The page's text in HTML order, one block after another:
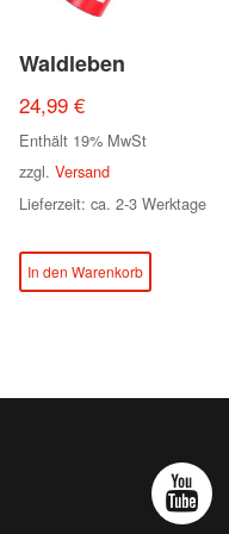
Waldleben
24,99 €
Enthält 19% MwSt
zzgl. Versand
Lieferzeit: ca. 2-3 Werktage
In den Warenkorb